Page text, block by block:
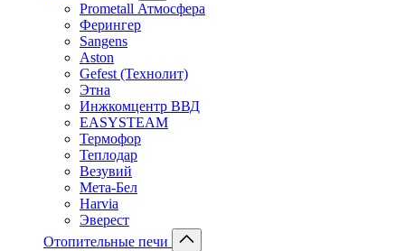
Prometall Атмосфера
Ферингер
Sangens
Aston
Gefest (Технолит)
Этна
Инжкомцентр ВВД
EASYSTEAM
Термофор
Теплодар
Везувий
Мета-Бел
Harvia
Эверест
Отопительные печи